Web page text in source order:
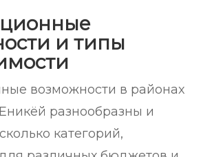
и типы
возможности в районах
разнообразны и
категорий,